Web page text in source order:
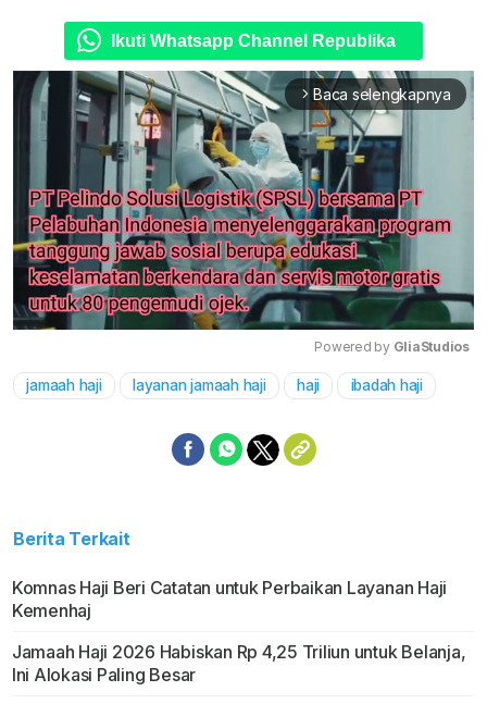
Ikuti Whatsapp Channel Republika
arrow_forward_ios Baca selengkapnya
Mute
Powered by GliaStudios
jamaah haji layanan jamaah haji haji ibadah haji
Berita Terkait
Komnas Haji Beri Catatan untuk Perbaikan Layanan Haji
Kemenhaj
Jamaah Haji 2026 Habiskan Rp 4,25 Triliun untuk Belanja,
Ini Alokasi Paling Besar